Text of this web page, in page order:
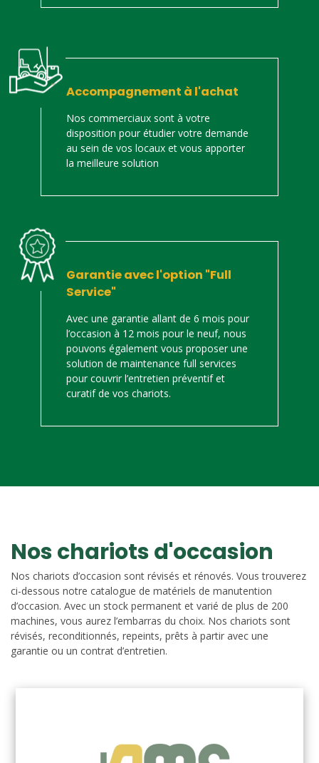
Accompagnement à l'achat
Nos commerciaux sont à votre
disposition pour étudier votre demande
au sein de vos locaux et vous apporter
la meilleure solution
Garantie avec l'option "Full
Service"
Avec une garantie allant de 6 mois pour
l’occasion à 12 mois pour le neuf, nous
pouvons également vous proposer une
solution de maintenance full services
pour couvrir l’entretien préventif et
curatif de vos chariots.
Nos chariots d'occasion
Nos chariots d’occasion sont révisés et rénovés. Vous trouverez
ci-dessous notre catalogue de matériels de manutention
d’occasion. Avec un stock permanent et varié de plus de 200
machines, vous aurez l’embarras du choix. Nos chariots sont
révisés, reconditionnés, repeints, prêts à partir avec une
garantie ou un contrat d’entretien.